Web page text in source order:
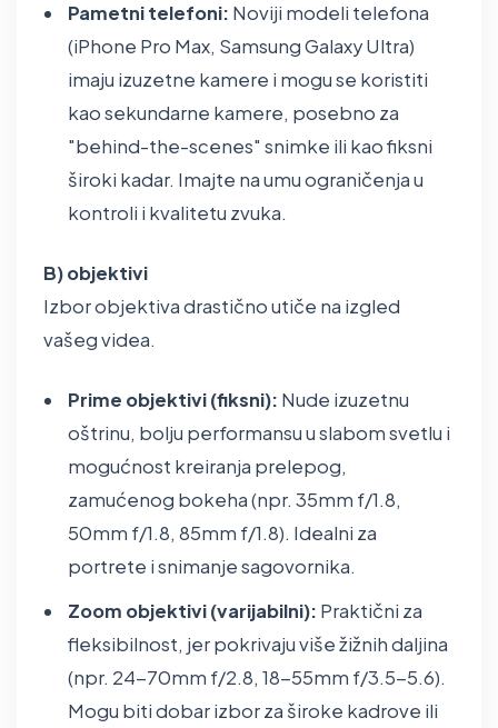
Pametni telefoni: Noviji modeli telefona
(iPhone Pro Max, Samsung Galaxy Ultra)
imaju izuzetne kamere i mogu se koristiti
kao sekundarne kamere, posebno za
"behind-the-scenes" snimke ili kao fiksni
široki kadar. Imajte na umu ograničenja u
kontroli i kvalitetu zvuka.
B) objektivi
Izbor objektiva drastično utiče na izgled
vašeg videa.
Prime objektivi (fiksni): Nude izuzetnu
oštrinu, bolju performansu u slabom svetlu i
mogućnost kreiranja prelepog,
zamućenog bokeha (npr. 35mm f/1.8,
50mm f/1.8, 85mm f/1.8). Idealni za
portrete i snimanje sagovornika.
Zoom objektivi (varijabilni): Praktični za
fleksibilnost, jer pokrivaju više žižnih daljina
(npr. 24-70mm f/2.8, 18-55mm f/3.5-5.6).
Mogu biti dobar izbor za široke kadrove ili